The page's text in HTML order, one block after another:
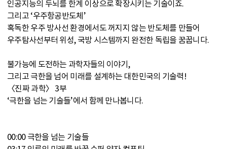
인공지능의 두뇌를 한계 이상으로 확장시키는 기술이죠.
그리고 ‘우주항공반도체’
혹독한 우주 방사선 환경에서도 꺼지지 않는 반도체를 만들어
우주탐사선부터 위성, 국방 시스템까지 완전한 독립을 꿈꿉니다.
불가능에 도전하는 과학자들의 이야기,
그리고 극한을 넘어 미래를 설계하는 대한민국의 기술력!
〈진짜 과학〉 3부
‘극한을 넘는 기술들’에서 함께 만나봅니다.
00:00 극한을 넘는 기술들